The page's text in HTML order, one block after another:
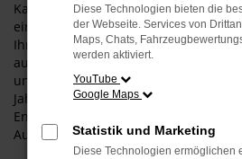
Kauf resultieren. Gerne lassen wir
einsteigen – der Weg aus Augsburg
Ihnen den Hyundai i10 sowohl als
auch als Tageszulassung. Darüber
uns auch gebrauchte Fahrzeuge,
Jahreswagens und damit eines
Entdecken Sie die vielen
Autohaus Schneider bietet.
Diese Technologien bieten die
der Webseite. Services von
Maps, Chats,
werden aktiviert.
YouTube
Google Maps
Statistik und Marketing
Diese Technologien ermöglichen